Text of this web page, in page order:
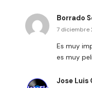
Borrado
7 diciembre
Es muy
es muy
Jose Luis